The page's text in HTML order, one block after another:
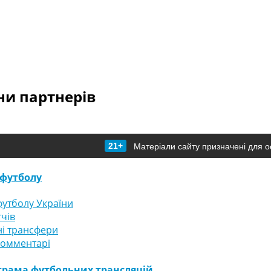
партнерів
21+ Матеріали сайту призначені для
України
трансфери